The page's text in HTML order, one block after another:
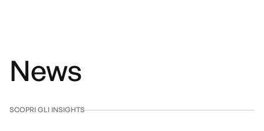
News
SCOPRI GLI INSIGHTS